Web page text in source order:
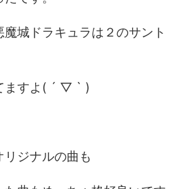
城ドラキュラは２のサント
ますよ( ´ ▽ ` )
ジナルの曲も